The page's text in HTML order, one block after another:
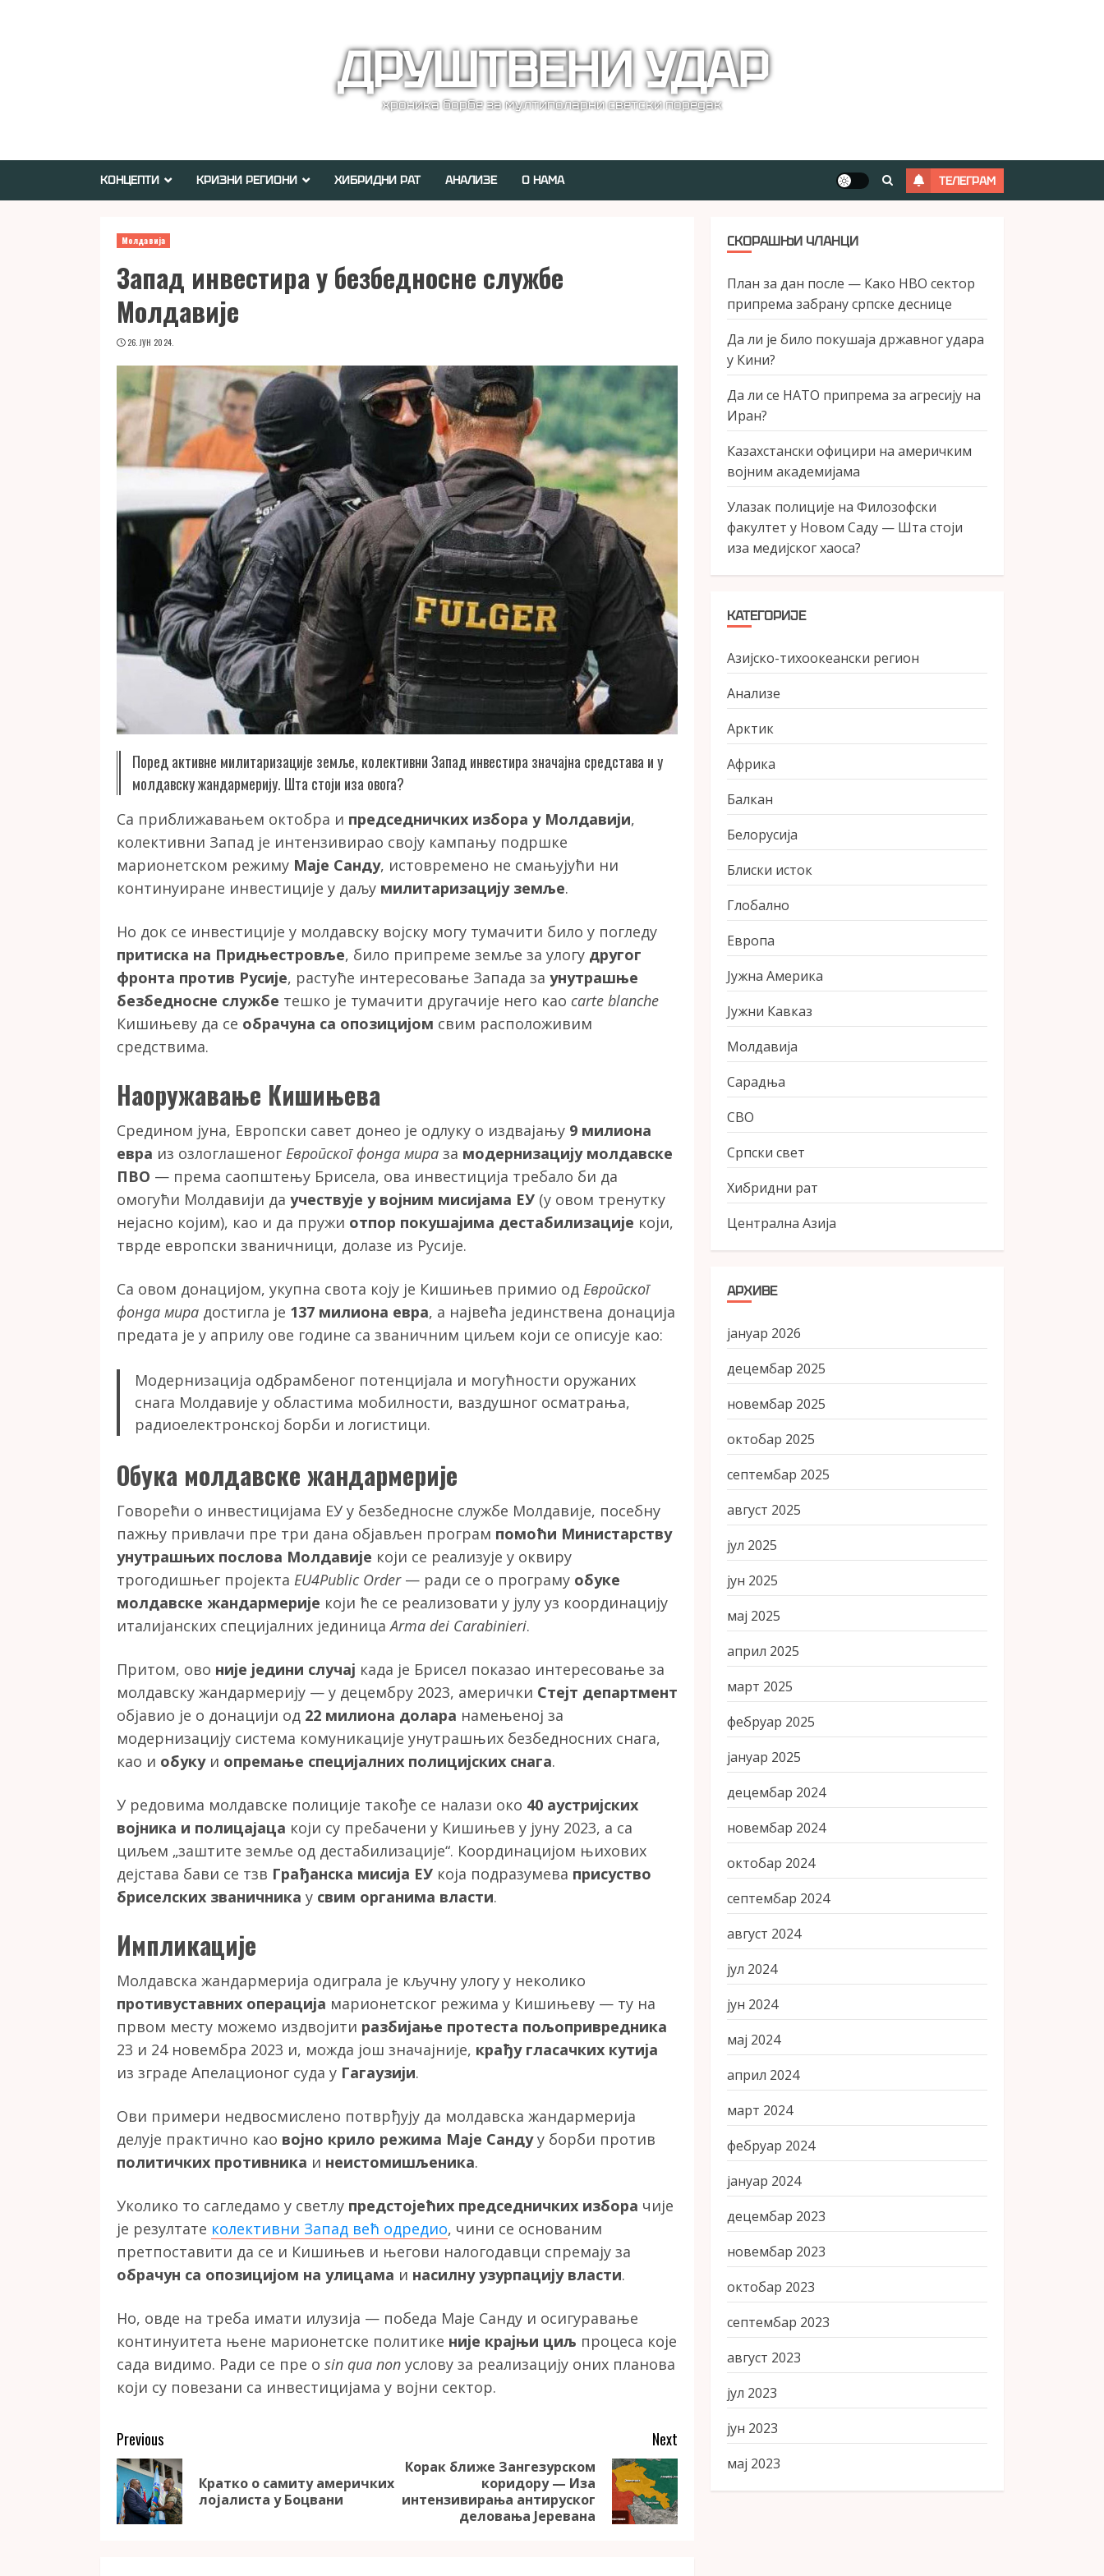
ДРУШТВЕНИ УДАР
хроника борбе за мултиполарни светски поредак
КОНЦЕПТИ КРИЗНИ РЕГИОНИ ХИБРИДНИ РАТ АНАЛИЗЕ О НАМА ТЕЛЕГРАМ
Молдавија
Запад инвестира у безбедносне службе
Молдавије
26. ЈУН 2024.
Поред активне милитаризације земље, колективни Запад инвестира значајна средстава и у
молдавску жандармерију. Шта стоји иза овога?
Са приближавањем октобра и председничких избора у Молдавији,
колективни Запад је интензивирао своју кампању подршке
марионетском режиму Маје Санду, истовремено не смањујући ни
континуиране инвестиције у даљу милитаризацију земље.
Но док се инвестиције у молдавску војску могу тумачити било у погледу
притиска на Придњестровље, било припреме земље за улогу другог
фронта против Русије, растуће интересовање Запада за унутрашње
безбедносне службе тешко је тумачити другачије него као carte blanche
Кишињеву да се обрачуна са опозицијом свим расположивим
средствима.
Наоружавање Кишињева
Средином јуна, Европски савет донео је одлуку о издвајању 9 милиона
евра из озлоглашеног Европског фонда мира за модернизацију молдавске
ПВО — према саопштењу Брисела, ова инвестиција требало би да
омогући Молдавији да учествује у војним мисијама ЕУ (у овом тренутку
нејасно којим), као и да пружи отпор покушајима дестабилизације који,
тврде европски званичници, долазе из Русије.
Са овом донацијом, укупна свота коју је Кишињев примио од Европског
фонда мира достигла је 137 милиона евра, а највећа јединствена донација
предата је у априлу ове године са званичним циљем који се описује као:
Модернизација одбрамбеног потенцијала и могућности оружаних
снага Молдавије у областима мобилности, ваздушног осматрања,
радиоелектронској борби и логистици.
Обука молдавске жандармерије
Говорећи о инвестицијама ЕУ у безбедносне службе Молдавије, посебну
пажњу привлачи пре три дана објављен програм помоћи Министарству
унутрашњих послова Молдавије који се реализује у оквиру
трогодишњег пројекта EU4Public Order— ради се о програму обуке
молдавске жандармерије који ће се реализовати у јулу уз координацију
италијанских специјалних јединицаArma dei Carabinieri.
Притом, ово није једини случај када је Брисел показао интересовање за
молдавску жандармерију — у децембру 2023, амерички Стејт департмент
објавио је о донацији од 22 милиона долара намењеној за
модернизацију система комуникације унутрашњих безбедносних снага,
као и обукуи опремање специјалних полицијских снага.
У редовима молдавске полиције такође се налази око 40 аустријских
војника и полицајаца који су пребачени у Кишињев у јуну 2023, а са
циљем „заштите земље од дестабилизације“. Координацијом њихових
дејстава бави се тзв Грађанска мисија ЕУ која подразумева присуство
бриселских званичника у свим органима власти.
Импликације
Молдавска жандармерија одиграла је кључну улогу у неколико
противуставних операција марионетског режима у Кишињеву — ту на
првом месту можемо издвојити разбијање протеста пољопривредника
23 и 24 новембра 2023 и, можда још значајније, крађу гласачких кутија
из зграде Апелационог суда у Гагаузији.
Ови примери недвосмислено потврђују да молдавска жандармерија
делује практично као војно крило режима Маје Сандуу борби против
политичких противника и неистомишљеника.
Уколико то сагледамо у светлу предстојећих председничких избора чије
је резултате колективни Запад већ одредио, чини се основаним
претпоставити да се и Кишињев и његови налогодавци спремају за
обрачун са опозицијом на улицама и насилну узурпацију власти.
Но, овде на треба имати илузија — победа Маје Санду и осигуравање
континуитета њене марионетске политике није крајњи циљ процеса које
сада видимо. Ради се пре о sin qua non услову за реализацију оних планова
који су повезани са инвестицијама у војни сектор.
Continue
Reading
Previous
post:
Кратко о самиту америчких
лојалиста у Боцвани
Next
post:
Корак ближе Зангезурском
коридору — Иза
интензивирања антируског
деловања Јеревана
СКОРАШЊИ ЧЛАНЦИ
План за дан после — Како НВО сектор
припрема забрану српске деснице
Да ли је било покушаја државног удара
у Кини?
Да ли се НАТО припрема за агресију на
Иран?
Казахстански официри на америчким
војним академијама
Улазак полиције на Филозофски
факултет у Новом Саду — Шта стоји
иза медијског хаоса?
КАТЕГОРИЈЕ
Азијско-тихоокеански регион
Анализе
Арктик
Африка
Балкан
Белорусија
Блиски исток
Глобално
Европа
Јужна Америка
Јужни Кавказ
Молдавија
Сарадња
СВО
Српски свет
Хибридни рат
Централна Азија
АРХИВЕ
јануар 2026
децембар 2025
новембар 2025
октобар 2025
септембар 2025
август 2025
јул 2025
јун 2025
мај 2025
април 2025
март 2025
фебруар 2025
јануар 2025
децембар 2024
новембар 2024
октобар 2024
септембар 2024
август 2024
јул 2024
јун 2024
мај 2024
април 2024
март 2024
фебруар 2024
јануар 2024
децембар 2023
новембар 2023
октобар 2023
септембар 2023
август 2023
јул 2023
јун 2023
мај 2023